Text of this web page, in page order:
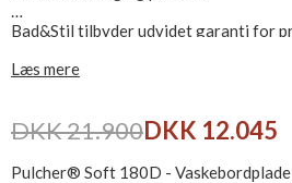
Bad&Stil tilbyder udvidet garanti for
Leveres ekskl. bundventil, bestilles
Læs mere
DKK 21.900DKK 12.045
Pulcher® Soft 180D -